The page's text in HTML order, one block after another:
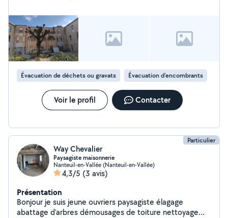
Évacuation de déchets ou gravats Évacuation d'encombrants
Voir le profil Contacter
Particulier
Way Chevalier
Paysagiste maisonnerie
Nanteuil-en-Vallée (Nanteuil-en-Vallée)
4,3/5 (3 avis)
Présentation
Bonjour je suis jeune ouvriers paysagiste élagage
abattage d'arbres démousages de toiture nettoyage